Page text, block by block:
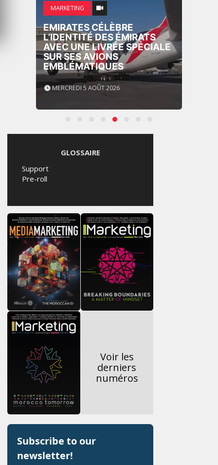
MARKETING
EMIRATES CÉLÈBRE
L’IDENTITÉ DES ÉMIRATS
AVEC UNE LIVRÉE SPÉCIALE
SUR SES AVIONS
EMBLÉMATIQUES
MERCREDI 5 AOÛT 2026
GLOSSAIRE
Support
Pre-roll
Voir les
derniers
numéros